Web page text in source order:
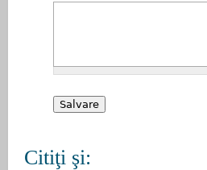
Citiţi şi: